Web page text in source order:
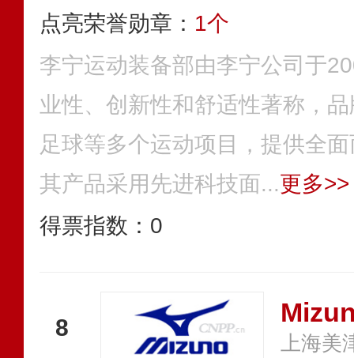
点亮荣誉勋章： 1个
李宁运动装备部由李宁公司于
业性、创新性和舒适性著称，
足球等多个运动项目，提供全
其产品采用先进科技面...更多>>
得票指数： 0
8
上海美